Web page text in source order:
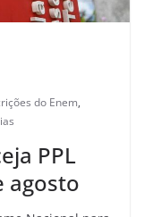
do Enem,
PPL
agosto